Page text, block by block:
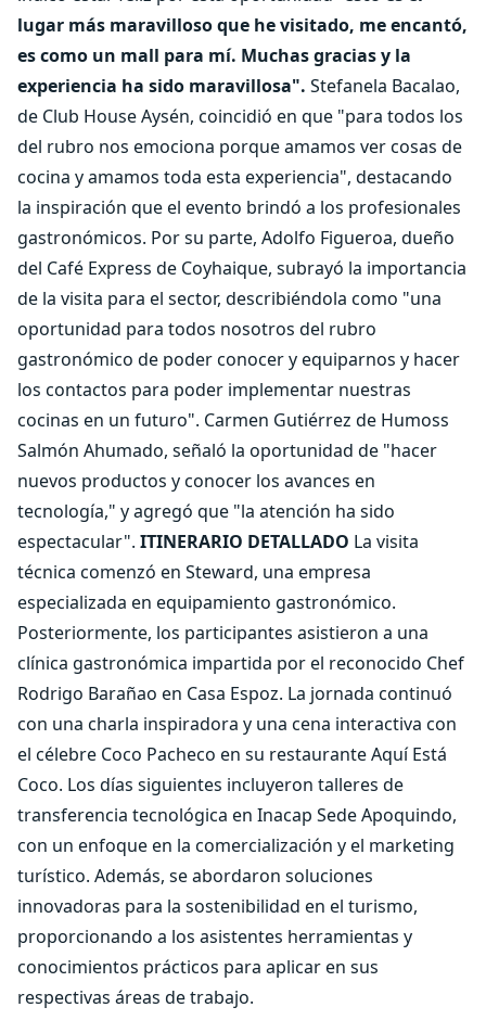
lugar más maravilloso que he visitado, me encantó,
es como un mall para mí. Muchas gracias y la
experiencia ha sido maravillosa". Stefanela Bacalao,
de Club House Aysén, coincidió en que "para todos los
del rubro nos emociona porque amamos ver cosas de
cocina y amamos toda esta experiencia", destacando
la inspiración que el evento brindó a los profesionales
gastronómicos. Por su parte, Adolfo Figueroa, dueño
del Café Express de Coyhaique, subrayó la importancia
de la visita para el sector, describiéndola como "una
oportunidad para todos nosotros del rubro
gastronómico de poder conocer y equiparnos y hacer
los contactos para poder implementar nuestras
cocinas en un futuro". Carmen Gutiérrez de Humoss
Salmón Ahumado, señaló la oportunidad de "hacer
nuevos productos y conocer los avances en
tecnología," y agregó que "la atención ha sido
espectacular". ITINERARIO DETALLADO La visita
técnica comenzó en Steward, una empresa
especializada en equipamiento gastronómico.
Posteriormente, los participantes asistieron a una
clínica gastronómica impartida por el reconocido Chef
Rodrigo Barañao en Casa Espoz. La jornada continuó
con una charla inspiradora y una cena interactiva con
el célebre Coco Pacheco en su restaurante Aquí Está
Coco. Los días siguientes incluyeron talleres de
transferencia tecnológica en Inacap Sede Apoquindo,
con un enfoque en la comercialización y el marketing
turístico. Además, se abordaron soluciones
innovadoras para la sostenibilidad en el turismo,
proporcionando a los asistentes herramientas y
conocimientos prácticos para aplicar en sus
respectivas áreas de trabajo.